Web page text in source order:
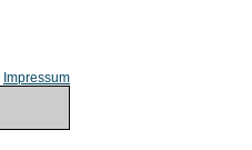
Impressum